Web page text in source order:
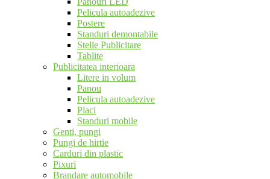
Pelicula autoadezive
Postere
Standuri demontabile
Stelle Publicitare
Tablite
Publicitatea interioara
Litere in volum
Panou
Pelicula autoadezive
Placi
Standuri mobile
Genti, pungi
Pungi de hirtie
Carduri din plastic
Pixuri
Brandare automobile